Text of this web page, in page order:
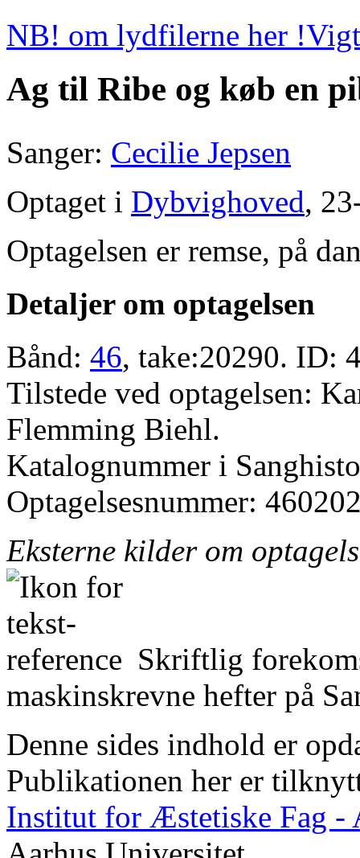
NB! om lydfilerne her !
Ag til Ribe og køb en
Sanger: Cecilie Jepsen
Optaget i Dybvighoved,
Optagelsen er remse, på
Detaljer om optagelsen
Bånd: 46, take:20290. ID:
Tilstede ved optagelsen:
Flemming Biehl.
Katalognummer i
Optagelsesnummer:
Eksterne kilder om
Skriftlig
maskinskrevne hefter på
Denne sides indhold er
Publikationen her er
Institut for Æstetiske Fag -